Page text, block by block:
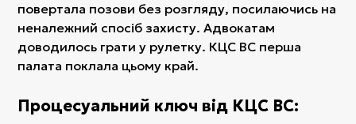
повертала позови без розгляду, посилаючись на
неналежний спосіб захисту. Адвокатам
доводилось грати у рулетку. КЦС ВС перша
палата поклала цьому край.
Процесуальний ключ від КЦС ВС: